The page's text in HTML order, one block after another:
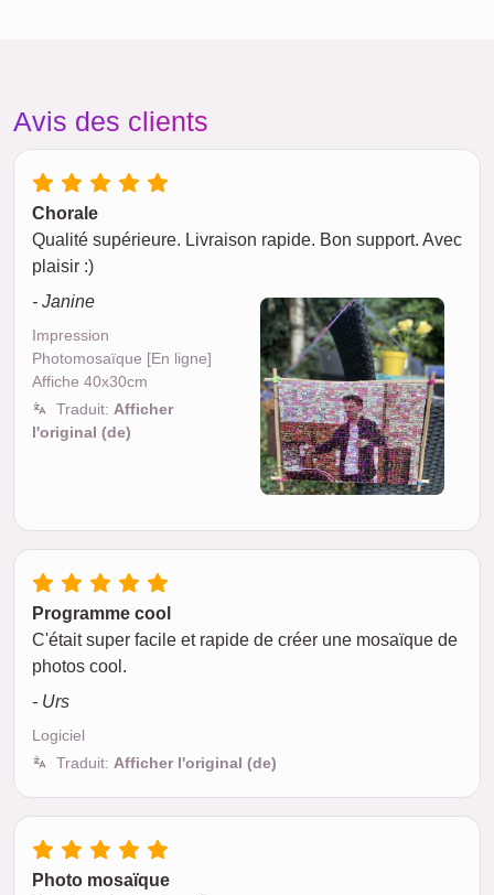
Avis des clients
Chorale
Qualité supérieure. Livraison rapide. Bon support. Avec
plaisir :)
- Janine
Impression
Photomosaïque [En ligne]
Affiche 40x30cm
Traduit: Afficher
l'original (de)
Programme cool
C'était super facile et rapide de créer une mosaïque de
photos cool.
- Urs
Logiciel
Traduit: Afficher l'original (de)
Photo mosaïque